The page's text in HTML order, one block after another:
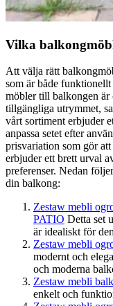
Vilka
Att välja rätt
som är både
möbler till balkongen är
tillgängliga utrymmet,
vårt sortiment erbjuder
anpassa setet efter
prisvariation som gör
erbjuder ett brett urval
preferenser. Nedan
din balkong:
Zestaw mebli
PATIO Detta set
är idealiskt för
Zestaw mebli
modernt och
och moderna
Zestaw mebli
enkelt och